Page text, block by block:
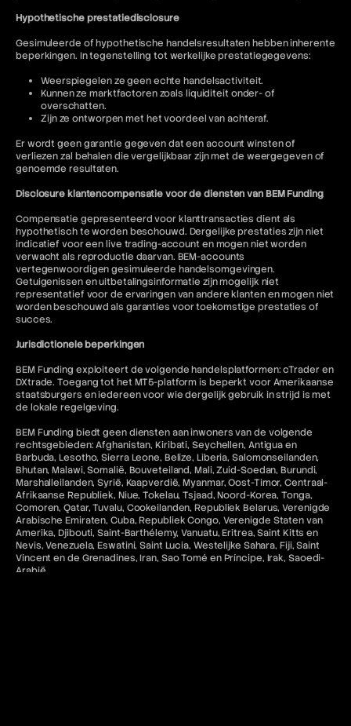
Hypothetische prestatiedisclosure
Gesimuleerde of hypothetische handelsresultaten hebben inherente
beperkingen. In tegenstelling tot werkelijke prestatiegegevens:
Weerspiegelen ze geen echte handelsactiviteit.
Kunnen ze marktfactoren zoals liquiditeit onder- of
overschatten.
Zijn ze ontworpen met het voordeel van achteraf.
Er wordt geen garantie gegeven dat een account winsten of
verliezen zal behalen die vergelijkbaar zijn met de weergegeven of
genoemde resultaten.
Disclosure klantencompensatie voor de diensten van BEM Funding
Compensatie gepresenteerd voor klanttransacties dient als
hypothetisch te worden beschouwd. Dergelijke prestaties zijn niet
indicatief voor een live trading-account en mogen niet worden
verwacht als reproductie daarvan. BEM-accounts
vertegenwoordigen gesimuleerde handelsomgevingen.
Getuigenissen en uitbetalingsinformatie zijn mogelijk niet
representatief voor de ervaringen van andere klanten en mogen niet
worden beschouwd als garanties voor toekomstige prestaties of
succes.
Jurisdictionele beperkingen
BEM Funding exploiteert de volgende handelsplatformen: cTrader en
DXtrade. Toegang tot het MT5-platform is beperkt voor Amerikaanse
staatsburgers en iedereen voor wie dergelijk gebruik in strijd is met
de lokale regelgeving.
BEM Funding biedt geen diensten aan inwoners van de volgende
rechtsgebieden: Afghanistan, Kiribati, Seychellen, Antigua en
Barbuda, Lesotho, Sierra Leone, Belize, Liberia, Salomonseilanden,
Bhutan, Malawi, Somalië, Bouveteiland, Mali, Zuid-Soedan, Burundi,
Marshalleilanden, Syrië, Kaapverdië, Myanmar, Oost-Timor, Centraal-
Afrikaanse Republiek, Niue, Tokelau, Tsjaad, Noord-Korea, Tonga,
Comoren, Qatar, Tuvalu, Cookeilanden, Republiek Belarus, Verenigde
Arabische Emiraten, Cuba, Republiek Congo, Verenigde Staten van
Amerika, Djibouti, Saint-Barthélemy, Vanuatu, Eritrea, Saint Kitts en
Nevis, Venezuela, Eswatini, Saint Lucia, Westelijke Sahara, Fiji, Saint
Vincent en de Grenadines, Iran, Sao Tomé en Príncipe, Irak, Saoedi-
Arabië.